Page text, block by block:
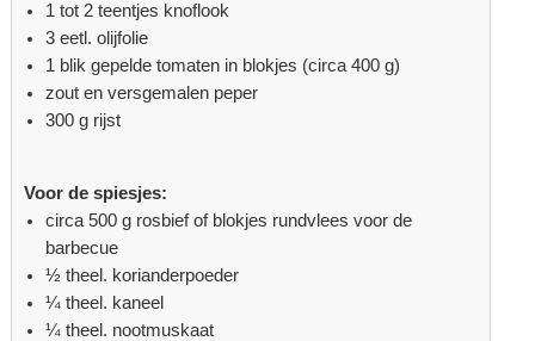
1 tot 2 teentjes knoflook
3 eetl. olijfolie
1 blik gepelde tomaten in blokjes (circa 400 g)
zout en versgemalen peper
300 g rijst
Voor de spiesjes:
circa 500 g rosbief of blokjes rundvlees voor de
barbecue
½ theel. korianderpoeder
¼ theel. kaneel
¼ theel. nootmuskaat